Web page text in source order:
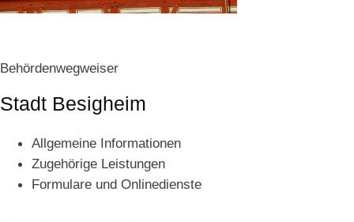
Behördenwegweiser
Stadt Besigheim
Allgemeine Informationen
Zugehörige Leistungen
Formulare und Onlinedienste